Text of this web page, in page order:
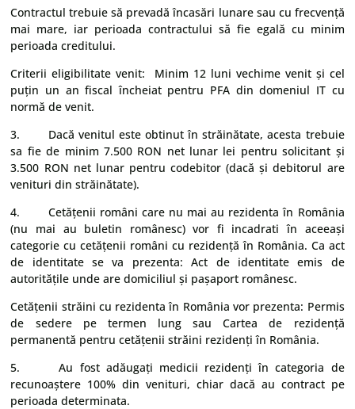
Contractul trebuie să prevadă încasări lunare sau cu frecvență
mai mare, iar perioada contractului să fie egală cu minim
perioada creditului.
Criterii eligibilitate venit: Minim 12 luni vechime venit și cel
puțin un an fiscal încheiat pentru PFA din domeniul IT cu
normă de venit.
3. Dacă venitul este obtinut în străinătate, acesta trebuie
sa fie de minim 7.500 RON net lunar lei pentru solicitant și
3.500 RON net lunar pentru codebitor (dacă și debitorul are
venituri din străinătate).
4. Cetățenii români care nu mai au rezidenta în România
(nu mai au buletin românesc) vor fi incadrati în aceeași
categorie cu cetățenii români cu rezidență în România. Ca act
de identitate se va prezenta: Act de identitate emis de
autoritățile unde are domiciliul și pașaport românesc.
Cetățenii străini cu rezidenta în România vor prezenta: Permis
de sedere pe termen lung sau Cartea de rezidență
permanentă pentru cetățenii străini rezidenți în România.
5. Au fost adăugați medicii rezidenți în categoria de
recunoaștere 100% din venituri, chiar dacă au contract pe
perioada determinata.